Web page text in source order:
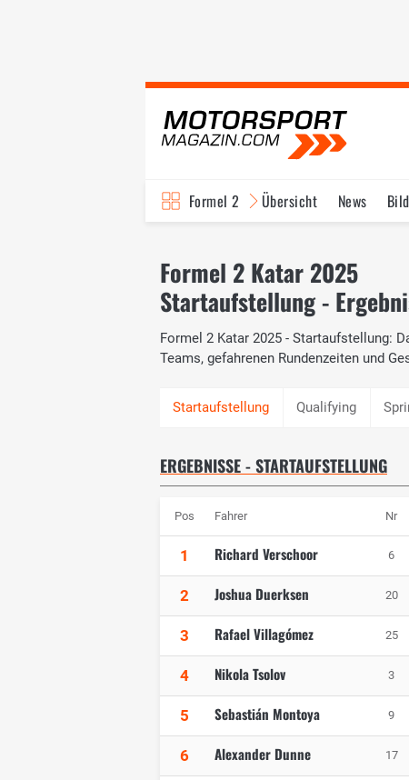
Formel 2 Übersicht News
Formel 2 Katar 2025
Startaufstellung -
Formel 2 Katar 2025 - Startaufstellung:
Teams, gefahrenen Rundenzeiten und
Qualifying
ERGEBNISSE - STARTAUFSTELLUNG
Pos Fahrer Nr
1 Richard Verschoor 6
2 Joshua Duerksen 20
3 Rafael Villagómez 25
4 Nikola Tsolov 3
5 Sebastián Montoya 9
6 Alexander Dunne 17